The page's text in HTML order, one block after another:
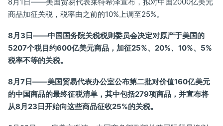
8月1日——美国贸易代表莱特希泽宣布，拟对中国2000亿美元
商品加征关税，税率由之前的10%上调至25%。
8月3日——中国国务院关税税则委员会决定对原产于美国的
5207个税目约600亿美元商品，加征25%、20%、10%、5%
税率不等的关税。
8月7日——美国贸易代表办公室公布第二批对价值160亿美元
的中国商品的最终征税清单，其中包括279项商品，并宣布将
从8月23日开始向这些商品征收25%的关税。